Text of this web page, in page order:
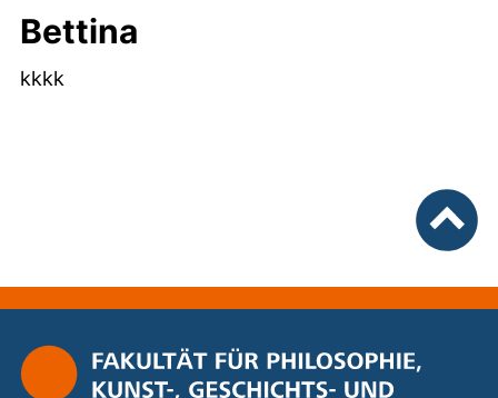
Bettina
kkkk